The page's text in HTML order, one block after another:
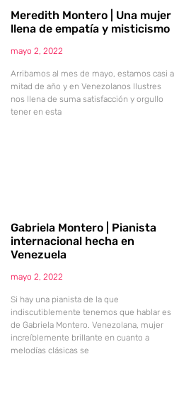
Meredith Montero | Una mujer
llena de empatía y misticismo
mayo 2, 2022
Arribamos al mes de mayo, estamos casi a
mitad de año y en Venezolanos Ilustres
nos llena de suma satisfacción y orgullo
tener en esta
Gabriela Montero | Pianista
internacional hecha en
Venezuela
mayo 2, 2022
Si hay una pianista de la que
indiscutiblemente tenemos que hablar es
de Gabriela Montero. Venezolana, mujer
increíblemente brillante en cuanto a
melodías clásicas se